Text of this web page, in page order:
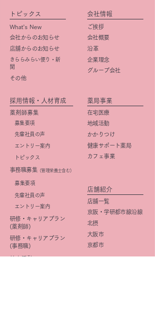
トピックス
What’s New
会社からのお知らせ
店舗からのお知らせ
きららみらい便り・新
聞
その他
会社情報
ご挨拶
会社概要
​沿革
企業理念
グループ会社
採用情報・人材育成
薬剤師募集
募集要項
先輩社員の声
エントリー案内
トピックス
事務職募集 （管理栄養士含む）
​募集要項
先輩社員の声
エントリー案内
研修・キャリアプラン
(薬剤師)
研修・キャリアプラン
(事務職)
社内活動
薬局事業
在宅医療
地域活動
かかりつけ
健康サポート薬局
カフェ事業
店舗紹介
店舗一覧
京阪・学研都市線沿線
北摂
大阪市
京都市